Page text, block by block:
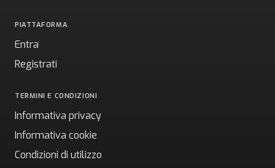
PIATTAFORMA
Entra
Registrati
TERMINI E CONDIZIONI
Informativa privacy
Informativa cookie
Condizioni di utilizzo